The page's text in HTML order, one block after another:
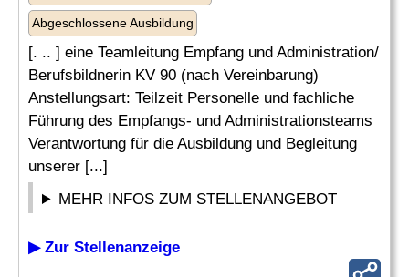
Abgeschlossene Ausbildung
[. .. ] eine Teamleitung Empfang und Administration/
Berufsbildnerin KV 90 (nach Vereinbarung)
Anstellungsart: Teilzeit Personelle und fachliche
Führung des Empfangs- und Administrationsteams
Verantwortung für die Ausbildung und Begleitung
unserer [...]
MEHR INFOS ZUM STELLENANGEBOT
▶ Zur Stellenanzeige